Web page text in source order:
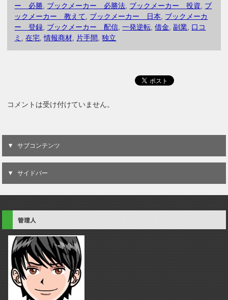
ー 必勝
ブックメーカー 必勝法 ブックメーカー 投資
ブ
ックメーカー 教えて
ブックメーカー 日本
ブックメーカ
ー 登録 ブックメーカー 配信 ,一発逆転 ,借金 ,副業 口コ
ミ
,在宅 ,情報商材 片手間 ,独立
コメントは受け付けていません。
サブコンテンツ
サイドバー
管理人